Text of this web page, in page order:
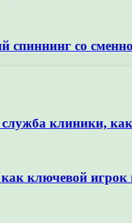
спиннинг со
клиники,
как ключевой